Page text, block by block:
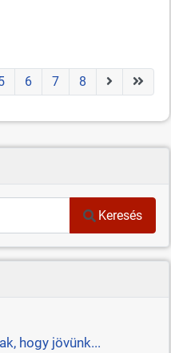
6 7 8
Keresés
hogy jövünk...